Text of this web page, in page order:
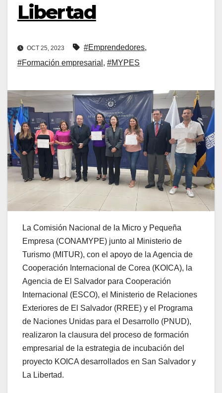
Libertad
OCT 25, 2023 #Emprendedores,
#Formación empresarial , #MYPES
La Comisión Nacional de la Micro y Pequeña
Empresa (CONAMYPE) junto al Ministerio de
Turismo (MITUR), con el apoyo de la Agencia de
Cooperación Internacional de Corea (KOICA), la
Agencia de El Salvador para Cooperación
Internacional (ESCO), el Ministerio de Relaciones
Exteriores de El Salvador (RREE) y el Programa
de Naciones Unidas para el Desarrollo (PNUD),
realizaron la clausura del proceso de formación
empresarial de la estrategia de incubación del
proyecto KOICA desarrollados en San Salvador y
La Libertad.